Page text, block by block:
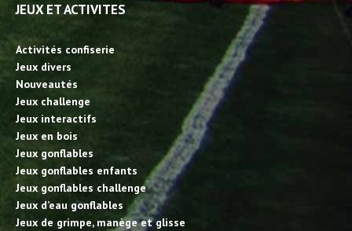
JEUX ET ACTIVITES
Activités confiserie
Jeux divers
Nouveautés
Jeux challenge
Jeux interactifs
Jeux en bois
Jeux gonflables
Jeux gonflables enfants
Jeux gonflables challenge
Jeux d’eau gonflables
Jeux de grimpe, manège et glisse